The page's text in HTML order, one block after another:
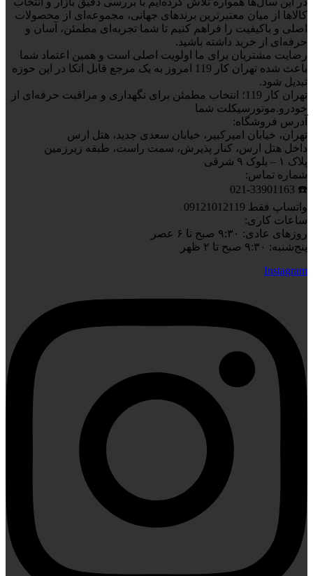
کالاها از میان معتبرترین برندهای جهانی، مجموعه‌ای از محصولات
اصلی و باکیفیت را فراهم کنیم تا شما تجربه‌ای مطمئن، آسان و
حرفه‌ای از خرید داشته باشید.
رضایت مشتریان برای ما اولویت اصلی است و همین اعتماد شما
باعث شده تهران کار 119 امروز به یک مرجع قابل اتکا در این حوزه
تبدیل شود.
تهران کار 119؛ انتخاب مطمئن برای نگهداری و مراقبت حرفه‌ای از
خودرو.موتورسیکلت شما
آدرس فروشگاه:
تهران، خیابان امیرکبیر، خیابان سعدی جدید، هتل ارس
داخل هتل ارس، کنار پذیرش، سمت راست، طبقه زیرزمین
پلاک ۱ – بلوک ۹ شرقی
شماره تماس:
☎️ 021-33901163
واتساپ فقط 09121012119
ساعات کاری:
روزهای عادی: ۹:۳۰ صبح تا ۶ عصر
پنج‌شنبه: ۹:۳۰ صبح تا ۲ ظهر
Instagram